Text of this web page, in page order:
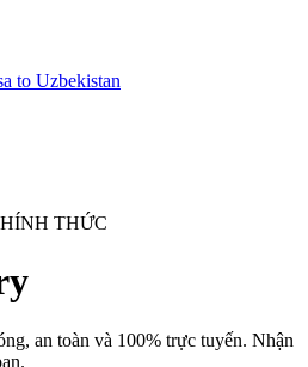
to Uzbekistan
THỨC
an toàn và 100% trực tuyến. Nhận